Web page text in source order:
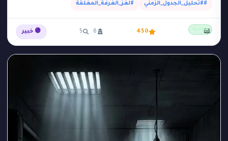
##تحليل_الجدول_الزمني #لغز_الغرفة_المغلقة
مجانية 450
6
5 🟣 خبير 📖